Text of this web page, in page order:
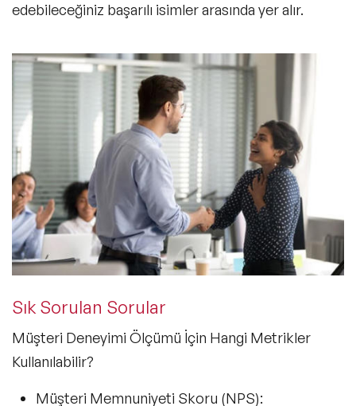
edebileceğiniz başarılı isimler arasında yer alır.
Sık Sorulan Sorular
Müşteri Deneyimi Ölçümü İçin Hangi Metrikler
Kullanılabilir?
Müşteri Memnuniyeti Skoru (NPS):